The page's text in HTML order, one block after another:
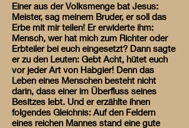
Einer aus der Volksmenge bat Jesus:
Meister, sag meinem Bruder, er soll das
Erbe mit mir teilen! Er erwiderte ihm:
Mensch, wer hat mich zum Richter oder
Erbteiler bei euch eingesetzt? Dann sagte
er zu den Leuten: Gebt Acht, hütet euch
vor jeder Art von Habgier! Denn das
Leben eines Menschen besteht nicht
darin, dass einer im Überfluss seines
Besitzes lebt. Und er erzählte ihnen
folgendes Gleichnis: Auf den Feldern
eines reichen Mannes stand eine gute